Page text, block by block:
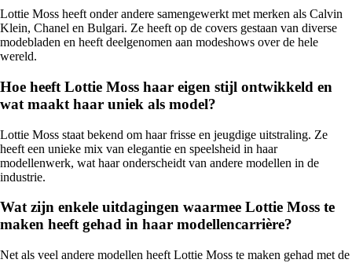
Lottie Moss heeft onder andere samengewerkt met merken als Calvin
Klein, Chanel en Bulgari. Ze heeft op de covers gestaan van diverse
modebladen en heeft deelgenomen aan modeshows over de hele
wereld.
Hoe heeft Lottie Moss haar eigen stijl ontwikkeld en
wat maakt haar uniek als model?
Lottie Moss staat bekend om haar frisse en jeugdige uitstraling. Ze
heeft een unieke mix van elegantie en speelsheid in haar
modellenwerk, wat haar onderscheidt van andere modellen in de
industrie.
Wat zijn enkele uitdagingen waarmee Lottie Moss te
maken heeft gehad in haar modellencarrière?
Net als veel andere modellen heeft Lottie Moss te maken gehad met de